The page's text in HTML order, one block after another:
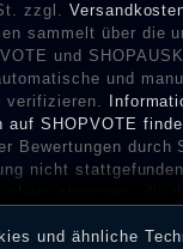
zzgl.
sammelt über die
und
und
verifizieren.
auf SHOPVOTE
Bewertungen durch
nicht
E-Mail
und ähnliche